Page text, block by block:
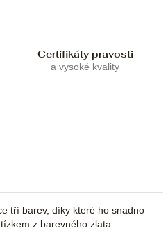
Certifikáty pravosti
a vysoké kvality
tří barev, díky které ho snadno
z barevného zlata.